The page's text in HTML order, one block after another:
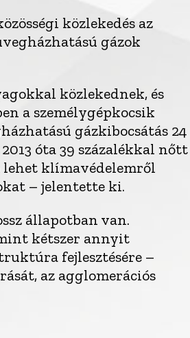
közlekedés az
gázok
közlekednek, és
a személygépkocsik
gázkibocsátás 24
óta 39 százalékkal nőtt
lehet klímavédelemről
– jelentette ki.
állapotban van.
kétszer annyit
fejlesztésére –
az agglomerációs